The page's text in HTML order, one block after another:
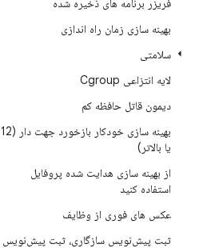
فریزر برنامه های ذخیره شده
بهینه سازی زمان راه اندازی
سلامتی
لایه انتزاعی Cgroup
دیمون قاتل حافظه کم
بهینه سازی خودکار بازخورد جهت دار (12
یا بالاتر)
از بهینه سازی هدایت شده پروفایل
استفاده کنید
عکس های فوری از وظایف
ثبت پیش‌نویس سازگاری، ثبت پیش‌نویس